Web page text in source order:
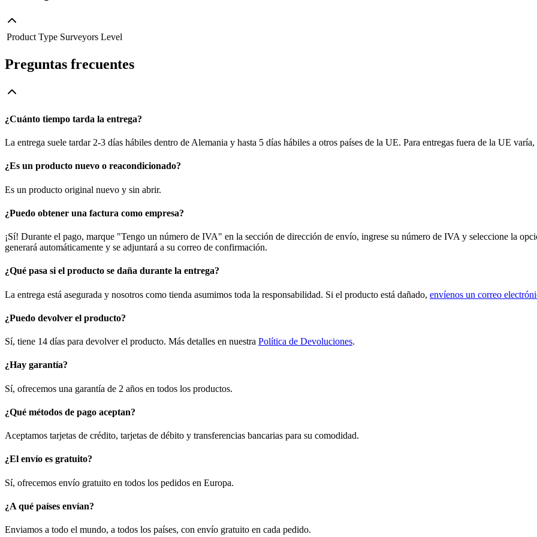
Product Type Surveyors Level
Preguntas frecuentes
¿Cuánto tiempo tarda la entrega?
La entrega suele tardar 2-3 días hábiles dentro de Alemania y hasta 5 días hábiles a otros países de la UE. Para entregas fuera de la UE
¿Es un producto nuevo o reacondicionado?
Es un producto original nuevo y sin abrir.
¿Puedo obtener una factura como empresa?
¡Sí! Durante el pago, marque "Tengo un número de IVA" en la sección de dirección de envío, ingrese su número de IVA y seleccione la
generará automáticamente y se adjuntará a su correo de confirmación.
¿Qué pasa si el producto se daña durante la entrega?
La entrega está asegurada y nosotros como tienda asumimos toda la responsabilidad. Si el producto está dañado, envíenos un correo
¿Puedo devolver el producto?
Sí, tiene 14 días para devolver el producto. Más detalles en nuestra Política de Devoluciones.
¿Hay garantía?
Sí, ofrecemos una garantía de 2 años en todos los productos.
¿Qué métodos de pago aceptan?
Aceptamos tarjetas de crédito, tarjetas de débito y transferencias bancarias para su comodidad.
¿El envío es gratuito?
Sí, ofrecemos envío gratuito en todos los pedidos en Europa.
¿A qué países envían?
Enviamos a todo el mundo, a todos los países, con envío gratuito en cada pedido.